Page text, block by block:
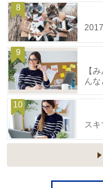
8
9
【
んな
10
ス